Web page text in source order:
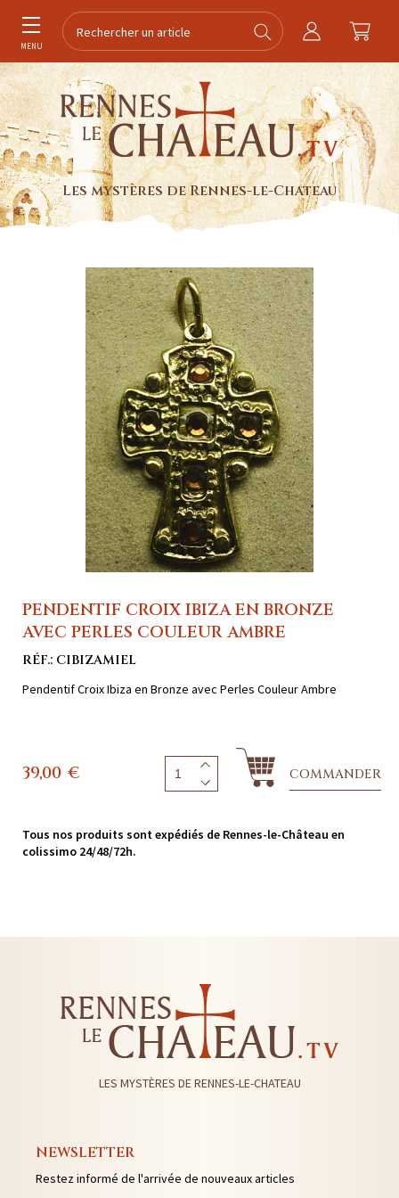
MENU
Les mystères de Rennes-le-Chateau
PENDENTIF CROIX IBIZA EN BRONZE
AVEC PERLES COULEUR AMBRE
RÉF.: CIBIZAMIEL
Pendentif Croix Ibiza en Bronze avec Perles Couleur Ambre
39,00 € COMMANDER
Tous nos produits sont expédiés de Rennes-le-Château en
colissimo 24/48/72h.
LES MYSTÈRES DE RENNES-LE-CHATEAU
NEWSLETTER
Restez informé de l'arrivée de nouveaux articles